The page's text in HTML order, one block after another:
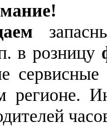
в розницу
регионе.